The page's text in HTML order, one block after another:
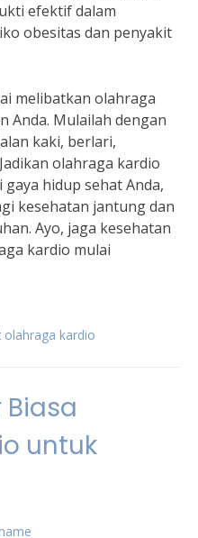
efektif dalam
obesitas dan penyakit
melibatkan olahraga
Anda. Mulailah dengan
kaki, berlari,
olahraga kardio
hidup sehat Anda,
kesehatan jantung dan
Ayo, jaga kesehatan
kardio mulai
olahraga kardio
untuk